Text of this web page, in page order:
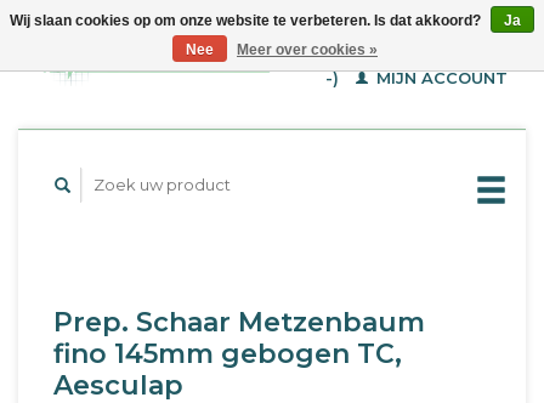
WINKELWAGEN (€--,-
-)
MIJN ACCOUNT
Prep. Schaar Metzenbaum
fino 145mm gebogen TC,
Aesculap
Wij slaan cookies op om onze website te verbeteren. Is dat akkoord?
Ja
Nee
Meer over cookies »